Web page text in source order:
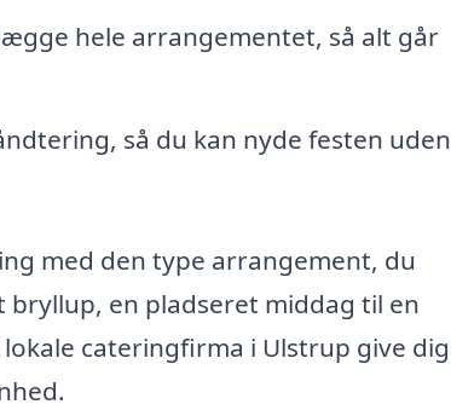
hele arrangementet, så alt går
så du kan nyde festen uden
med den type arrangement, du
en pladseret middag til en
cateringfirma i Ulstrup give dig